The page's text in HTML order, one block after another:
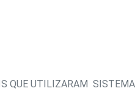
QUE UTILIZARAM